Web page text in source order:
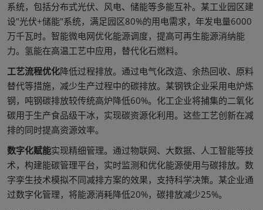
系统，包括分布式光伏、风电、储能等多能互补。某工业园区建
设"光伏+储能"系统，满足园区80%的用电需求，年发电量6000
万千瓦时。智能微电网优化能源调度，提高可再生能源消纳能
力。氢能在高温工艺中应用，替代化石燃料。
工艺流程优化降低过程排放。通过电气化改造、余热回收、原料
替代等措施，减少生产过程中的碳排放。某钢铁企业采用电炉炼
钢，吨钢碳排放较传统高炉降低60%。化工企业将捕集的二氧化
碳用于生产食品级干冰，实现碳资源化利用。这些工艺创新在减
排的同时提高资源效率。
数字化赋能实现精细管理。通过物联网、大数据、人工智能等技
术，构建能碳管理平台，实时监测和优化能源使用与碳排放。数
字孪生技术模拟不同减排方案的效果，支持科学决策。某企业通
过数字化管理，将能源消耗降低20%，碳排放减少25%。